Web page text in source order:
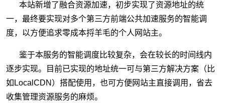
网站动态
网站历史
友情链接
赞助
本站新增了融合资源加速，初步实现了资源地址的统
一，最终要实现对多个第三方前端公共加速服务的智能调
度，以方便追求零成本捋羊毛的个人网站主。
鉴于本服务的智能调度比较复杂，会在较长的时间线内
逐步实现。目前已实现的地址统一可与第三方解决方案（比
如LocalCDN）搭配使用，也可方便网站主直接调用，省去
收集管理资源服务的麻烦。